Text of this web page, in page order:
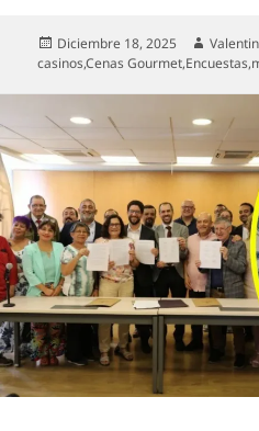
Publicado
el
Diciembre 18, 2025 Autor
casinos,Cenas Gourmet,Encuestas,